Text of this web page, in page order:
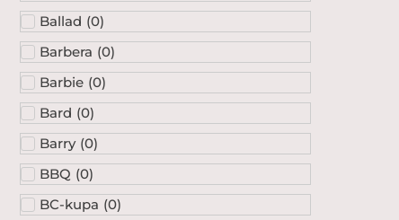
Ballad (0)
Barbera (0)
Barbie (0)
Bard (0)
Barry (0)
BBQ (0)
BC-kupa (0)